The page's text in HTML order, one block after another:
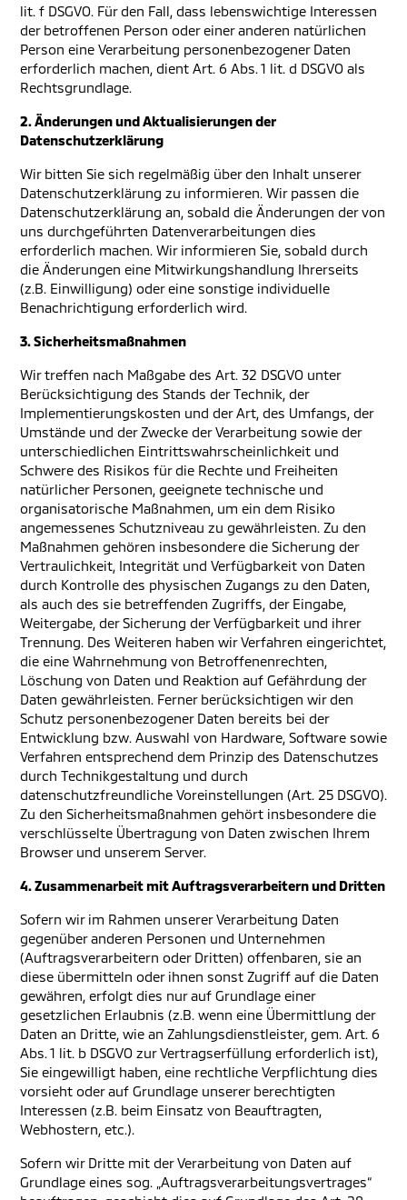
lit. f DSGVO. Für den Fall, dass lebenswichtige Interessen
der betroffenen Person oder einer anderen natürlichen
Person eine Verarbeitung personenbezogener Daten
erforderlich machen, dient Art. 6 Abs. 1 lit. d DSGVO als
Rechtsgrundlage.
2. Änderungen und Aktualisierungen der
Datenschutzerklärung
Wir bitten Sie sich regelmäßig über den Inhalt unserer
Datenschutzerklärung zu informieren. Wir passen die
Datenschutzerklärung an, sobald die Änderungen der von
uns durchgeführten Datenverarbeitungen dies
erforderlich machen. Wir informieren Sie, sobald durch
die Änderungen eine Mitwirkungshandlung Ihrerseits
(z.B. Einwilligung) oder eine sonstige individuelle
Benachrichtigung erforderlich wird.
3. Sicherheitsmaßnahmen
Wir treffen nach Maßgabe des Art. 32 DSGVO unter
Berücksichtigung des Stands der Technik, der
Implementierungskosten und der Art, des Umfangs, der
Umstände und der Zwecke der Verarbeitung sowie der
unterschiedlichen Eintrittswahrscheinlichkeit und
Schwere des Risikos für die Rechte und Freiheiten
natürlicher Personen, geeignete technische und
organisatorische Maßnahmen, um ein dem Risiko
angemessenes Schutzniveau zu gewährleisten. Zu den
Maßnahmen gehören insbesondere die Sicherung der
Vertraulichkeit, Integrität und Verfügbarkeit von Daten
durch Kontrolle des physischen Zugangs zu den Daten,
als auch des sie betreffenden Zugriffs, der Eingabe,
Weitergabe, der Sicherung der Verfügbarkeit und ihrer
Trennung. Des Weiteren haben wir Verfahren eingerichtet,
die eine Wahrnehmung von Betroffenenrechten,
Löschung von Daten und Reaktion auf Gefährdung der
Daten gewährleisten. Ferner berücksichtigen wir den
Schutz personenbezogener Daten bereits bei der
Entwicklung bzw. Auswahl von Hardware, Software sowie
Verfahren entsprechend dem Prinzip des Datenschutzes
durch Technikgestaltung und durch
datenschutzfreundliche Voreinstellungen (Art. 25 DSGVO).
Zu den Sicherheitsmaßnahmen gehört insbesondere die
verschlüsselte Übertragung von Daten zwischen Ihrem
Browser und unserem Server.
4. Zusammenarbeit mit Auftragsverarbeitern und Dritten
Sofern wir im Rahmen unserer Verarbeitung Daten
gegenüber anderen Personen und Unternehmen
(Auftragsverarbeitern oder Dritten) offenbaren, sie an
diese übermitteln oder ihnen sonst Zugriff auf die Daten
gewähren, erfolgt dies nur auf Grundlage einer
gesetzlichen Erlaubnis (z.B. wenn eine Übermittlung der
Daten an Dritte, wie an Zahlungsdienstleister, gem. Art. 6
Abs. 1 lit. b DSGVO zur Vertragserfüllung erforderlich ist),
Sie eingewilligt haben, eine rechtliche Verpflichtung dies
vorsieht oder auf Grundlage unserer berechtigten
Interessen (z.B. beim Einsatz von Beauftragten,
Webhostern, etc.).
Sofern wir Dritte mit der Verarbeitung von Daten auf
Grundlage eines sog. „Auftragsverarbeitungsvertrages“